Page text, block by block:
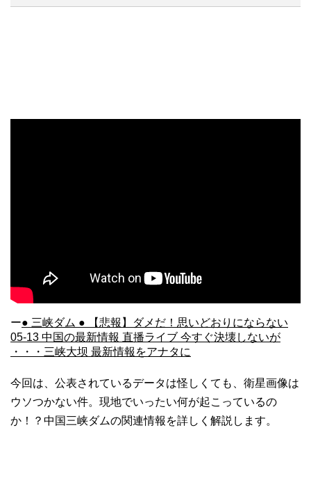
ー● 三峡ダム ● 【悲報】ダメだ！思いどおりにならない
05-13 中国の最新情報 直播ライブ 今すぐ決壊しないが
・・・三峡大坝 最新情報をアナタに
今回は、公表されているデータは怪しくても、衛星画像は
ウソつかない件。現地でいったい何が起こっているの
か！？中国三峡ダムの関連情報を詳しく解説します。